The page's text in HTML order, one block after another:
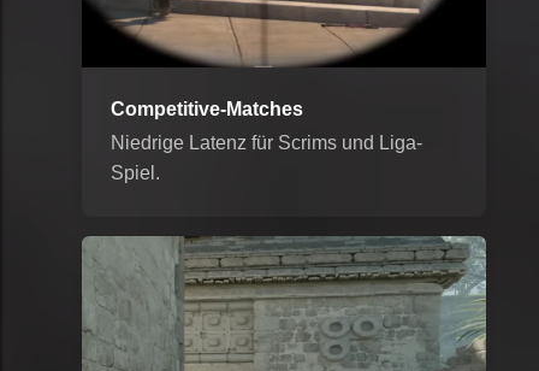
Competitive-Matches
Niedrige Latenz für Scrims und Liga-
Spiel.